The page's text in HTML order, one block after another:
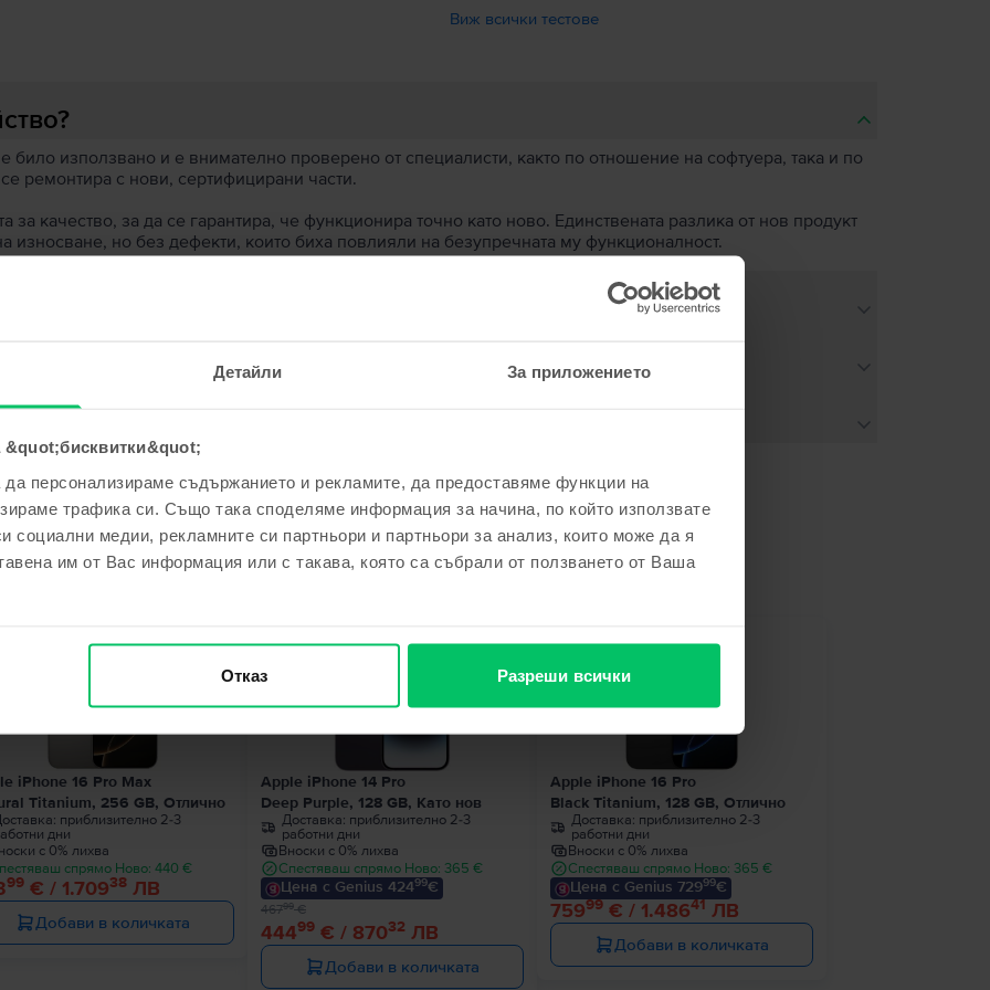
Детайли За приложението
&quot;бисквитки&quot;
да персонализираме съдържанието и рекламите, да предоставяме функции на
трафика си. Също така споделяме информация за начина, по който използвате
социални медии, рекламните си партньори и партньори за анализ, които може да я
им от Вас информация или с такава, която са събрали от ползването от Ваша
Отказ Разреши всички
Виж всички тестове
било използвано и е внимателно проверено от специалисти, както по отношение на софтуера, така и по
ремонтира с нови, сертифицирани части.
за качество, за да се гарантира, че функционира точно като ново. Единствената разлика от нов продукт
износване, но без дефекти, които биха повлияли на безупречната му функционалност.
продукти с твоето търсене
iPhone 16 Pro Max
Titanium, 256 GB, Отлично
приблизително 2-3
дни
с 0% лихва
спрямо Ново: 440 €
99€ / 1.70938ЛВ
Добави в количката
- 23 €
Apple iPhone 14 Pro
Deep Purple, 128 GB, Като нов
Доставка: приблизително 2-3
работни дни
Вноски с 0% лихва
Спестяваш спрямо Ново: 365 €
Цена с Genius 42499€
44499 € / 87032 ЛВ
46799€
Добави в количката
Apple iPhone 16 Pro
Black Titanium, 128 GB, Отлично
Доставка: приблизително 2-3
работни дни
Вноски с 0% лихва
Спестяваш спрямо Ново: 365 €
Цена с Genius 72999€
75999 € / 1.48641 ЛВ
Добави в количката